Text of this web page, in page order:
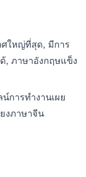
ศใหญ่ที่สุด, มีการ
, ภาษาอังกฤษแข็ง
การทำงานเผย
งภาษาจีน